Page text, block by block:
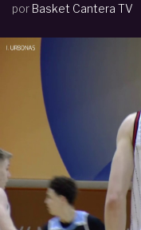
por Basket Cantera TV